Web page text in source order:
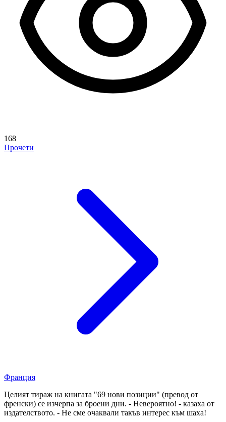
168
Прочети
Франция
Целият тираж на книгата "69 нови позиции" (превод от
френски) се изчерпа за броени дни. - Невероятно! - казаха от
издателството. - Не сме очаквали такъв интерес към шаха!